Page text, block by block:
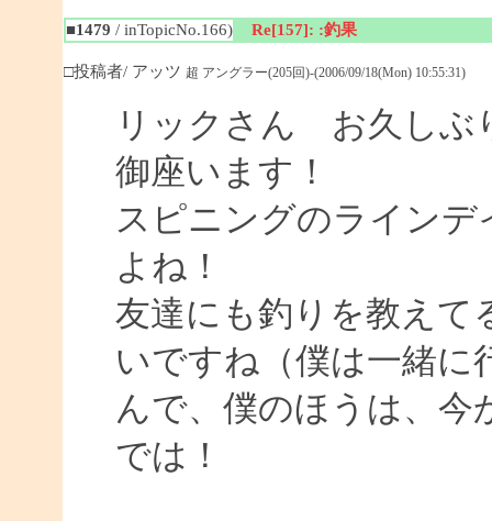
■1479 / inTopicNo.166) Re[157]: :釣果
□投稿者/ アッツ 超 アングラー(205回)-(2006/09/18(Mon) 10:55:31)
リックさん お久しぶ
御座います！
スピニングのライン
よね！
友達にも釣りを教えて
いですね（僕は一緒に
んで、僕のほうは、今
では！